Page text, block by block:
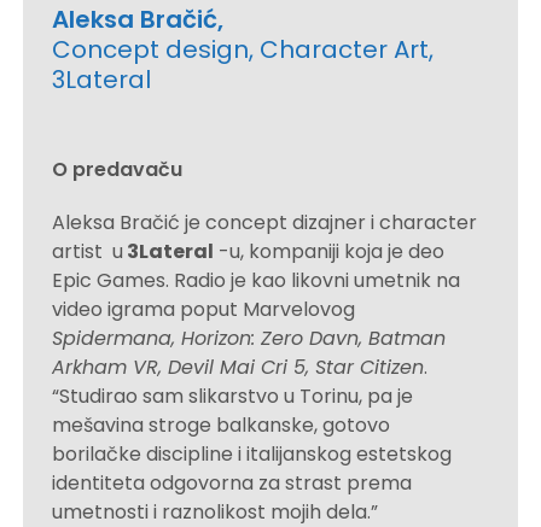
Aleksa Bračić,
Concept design, Character Art,
3Lateral
O predavaču
Aleksa Bračić je concept dizajner i character
artist u 3Lateral -u, kompaniji koja je deo
Epic Games. Radio je kao likovni umetnik na
video igrama poput Marvelovog
Spidermana, Horizon: Zero Davn, Batman
Arkham VR, Devil Mai Cri 5, Star Citizen.
“Studirao sam slikarstvo u Torinu, pa je
mešavina stroge balkanske, gotovo
borilačke discipline i italijanskog estetskog
identiteta odgovorna za strast prema
umetnosti i raznolikost mojih dela.”